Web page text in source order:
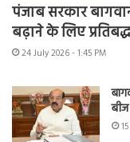
पंजाब सरकार
बढ़ाने के लिए प्रतिबद्ध
24 July 2026 - 1:45 PM